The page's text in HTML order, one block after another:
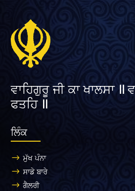
ਵਾਹਿਗੁਰੂ ਜੀ ਕਾ ਖਾਲਸਾ ॥
ਫਤਹਿ ॥
ਲਿੰਕ
$ ਮੁੱਖ ਪੰਨਾ
$ ਸਾਡੇ ਬਾਰੇ
$ ਗੈਲਰੀ